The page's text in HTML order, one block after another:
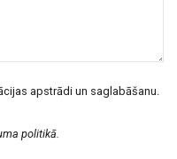
apstrādi un saglabāšanu.
politikā.